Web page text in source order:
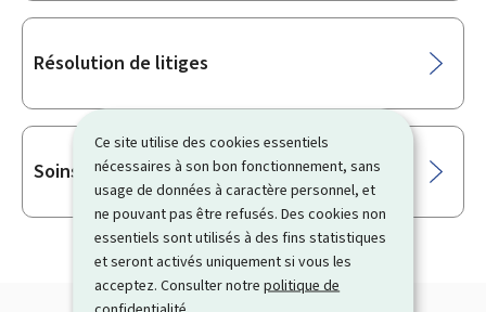
Ce site utilise des cookies essentiels
nécessaires à son bon fonctionnement, sans
usage de données à caractère personnel, et
ne pouvant pas être refusés. Des cookies non
essentiels sont utilisés à des fins statistiques
et seront activés uniquement si vous les
acceptez. Consulter notrepolitique de
Résolution de litiges
Soins à domicile